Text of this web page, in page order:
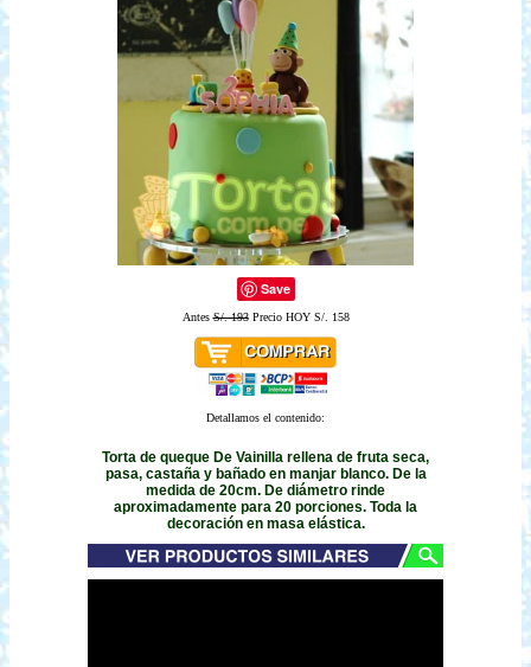
Save
AntesS/. 193Precio HOY S/. 158
Detallamos el contenido:
Torta de queque De Vainilla rellena de fruta seca,
pasa, castaña y bañado en manjar blanco. De la
medida de 20cm. De diámetro rinde
aproximadamente para 20 porciones. Toda la
decoración en masa elástica.